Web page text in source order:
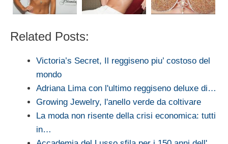
Related Posts:
Victoria’s Secret, Il reggiseno piu’ costoso del
mondo
Adriana Lima con l'ultimo reggiseno deluxe di…
Growing Jewelry, l'anello verde da coltivare
La moda non risente della crisi economica: tutti
in…